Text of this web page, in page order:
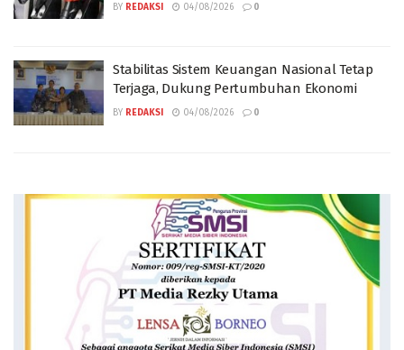
BY REDAKSI 04/08/2026 0
Stabilitas Sistem Keuangan Nasional Tetap
Terjaga, Dukung Pertumbuhan Ekonomi
BY REDAKSI 04/08/2026 0